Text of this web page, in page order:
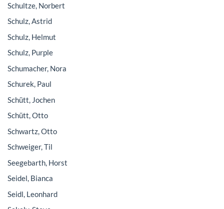
Schultze, Norbert
Schulz, Astrid
Schulz, Helmut
Schulz, Purple
Schumacher, Nora
Schurek, Paul
Schütt, Jochen
Schütt, Otto
Schwartz, Otto
Schweiger, Til
Seegebarth, Horst
Seidel, Bianca
Seidl, Leonhard